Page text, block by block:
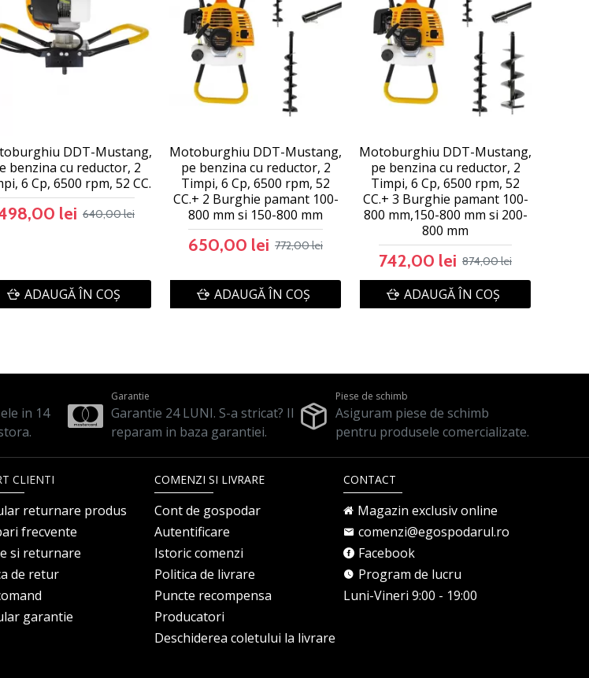
DDT-Mustang,
benzina cu reductor, 2
6 Cp, 6500 rpm, 52 CC.
lei 640,00 lei
ADAUGĂ ÎN COŞ
Motoburghiu DDT-Mustang,
pe benzina cu reductor, 2
Timpi, 6 Cp, 6500 rpm, 52
CC.+ 2 Burghie pamant 100-
800 mm si 150-800 mm
650,00 lei 772,00 lei
ADAUGĂ ÎN COŞ
Motoburghiu DDT-Mustang,
pe benzina cu reductor, 2
Timpi, 6 Cp, 6500 rpm, 52
CC.+ 3 Burghie pamant 100-
800 mm,150-800 mm si 200-
800 mm
742,00 lei 874,00 lei
ADAUGĂ ÎN COŞ
in 14
Garantie
Garantie 24 LUNI. S-a stricat? Il
reparam in baza garantiei.
Piese de schimb
Asiguram piese de schimb
pentru produsele comercializate.
CLIENTI
returnare produs
frecvente
si returnare
de retur
garantie
COMENZI SI LIVRARE
Cont de gospodar
Autentificare
Istoric comenzi
Politica de livrare
Puncte recompensa
Producatori
Deschiderea coletului la livrare
CONTACT
Magazin exclusiv online
comenzi@egospodarul.ro
Facebook
Program de lucru
Luni-Vineri 9:00 - 19:00